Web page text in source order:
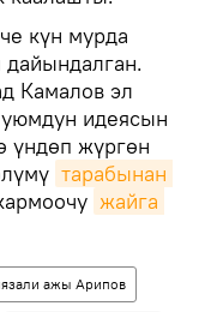
күн мурда
Камалов эл
идеясын
үндөп жүргөн
тарабынан
жайга
ажы Арипов